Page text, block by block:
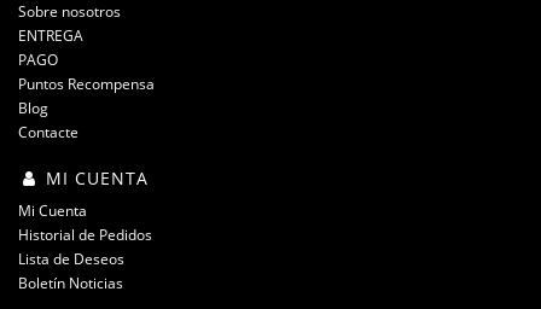
Sobre nosotros
ENTREGA
PAGO
Puntos Recompensa
Blog
Contacte
MI CUENTA
Mi Cuenta
Historial de Pedidos
Lista de Deseos
Boletín Noticias